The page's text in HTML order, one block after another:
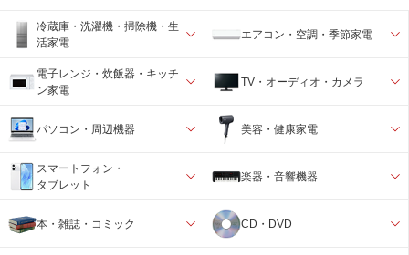
冷蔵庫・洗濯機・掃除機・生
活家電
エアコン・空調・季節家電
電子レンジ・炊飯器・キッチ
ン家電
TV・オーディオ・カメラ
パソコン・周辺機器 美容・健康家電
スマートフォン・
タブレット
楽器・音響機器
本・雑誌・コミック CD・DVD